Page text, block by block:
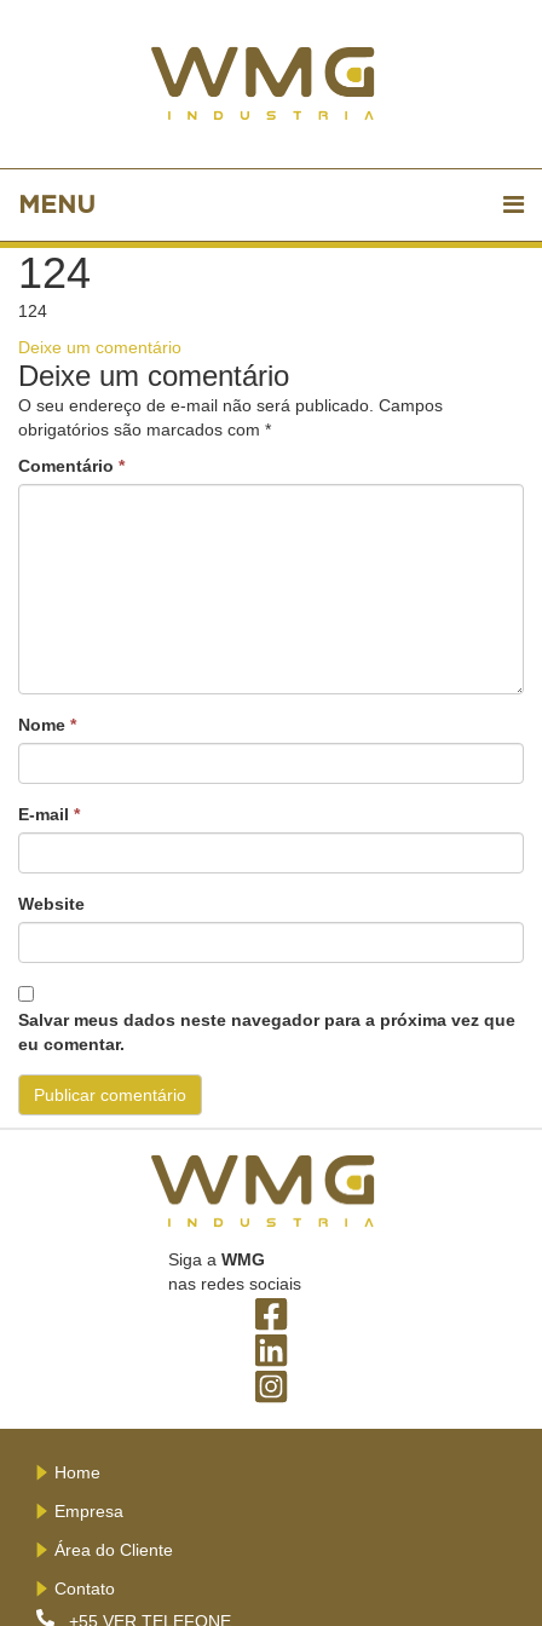
MENU
124
124
Deixe um comentário
Deixe um comentário
O seu endereço de e-mail não será publicado. Campos
obrigatórios são marcados com *
Comentário *
Nome *
E-mail *
Website
Salvar meus dados neste navegador para a próxima vez que
eu comentar.
Siga a WMG
nas redes sociais
Home
Empresa
Área do Cliente
Contato
+55 VER TELEFONE